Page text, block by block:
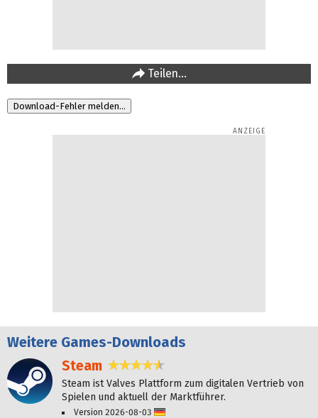
Teilen…
Weitere Games-Downloads
Steam 4,7 Sterne
Steam ist Valves Plattform zum digitalen Vertrieb von
Spielen und aktuell der Marktführer.
Version 2026-08-03